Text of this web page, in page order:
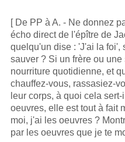
[ De PP à A. - Ne donnez
écho direct de l'épître de
quelqu'un dise : 'J'ai la foi',
sauver ? Si un frère ou
nourriture quotidienne, et
chauffez-vous, rassasiez-
leur corps, à quoi cela
oeuvres, elle est tout à fait
moi, j'ai les oeuvres ?
par les oeuvres que je te